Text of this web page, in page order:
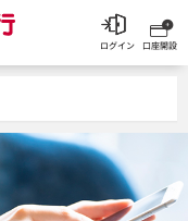
ドコモの銀行 ドコモ
口座開設
ログイン